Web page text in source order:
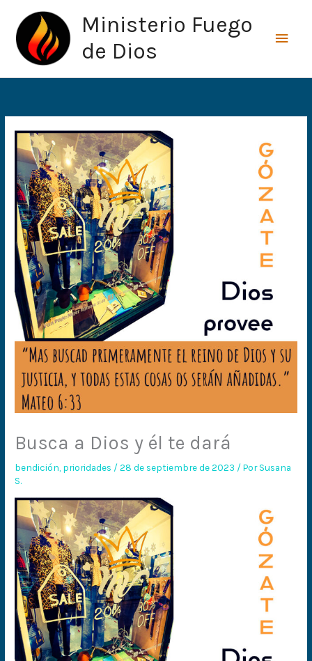
contenido
Ministerio Fuego
de Dios
Busca a Dios y él te dará
bendición, prioridades /28 de septiembre de 2023 / PorSusana
S.